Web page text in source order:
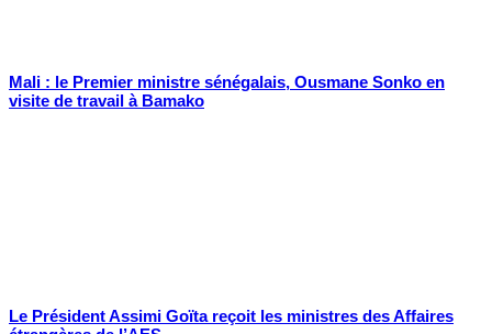
Mali : le Premier ministre sénégalais, Ousmane Sonko en
visite de travail à Bamako
Le Président Assimi Goïta reçoit les ministres des Affaires